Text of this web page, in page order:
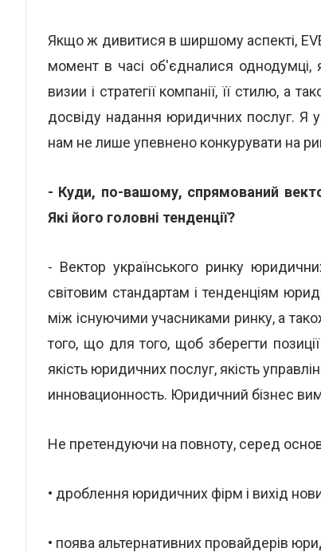
Якщо ж дивитися в ширшому аспекті,
момент в часі об'єдналися однодумці,
визии і стратегії компанії, її стилю, а
досвіду надання юридичних послуг. Я
нам не лише упевнено конкурувати на
- Куди, по-вашому, спрямований
Які його головні тенденції?
- Вектор українського ринку
світовим стандартам і тенденціям
між існуючими учасниками ринку, а
того, що для того, щоб зберегти
якість юридичних послуг, якість
инновационность. Юридичний бізнес
Не претендуючи на повноту, серед
• дроблення юридичних фірм і вихід
• поява альтернативних провайдерів